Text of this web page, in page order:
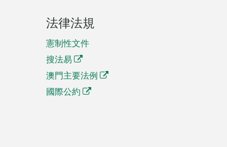
法律法規
憲制性文件
搜法易
澳門主要法例
國際公約